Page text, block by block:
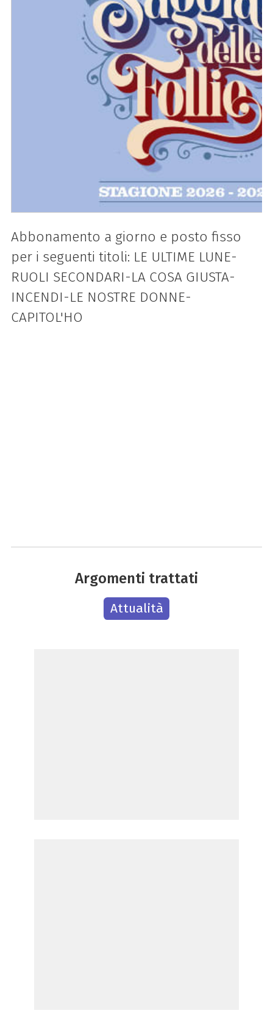
Abbonamento a giorno e posto fisso
per i seguenti titoli: LE ULTIME LUNE-
RUOLI SECONDARI-LA COSA GIUSTA-
INCENDI-LE NOSTRE DONNE-
CAPITOL'HO
Argomenti trattati
Attualità